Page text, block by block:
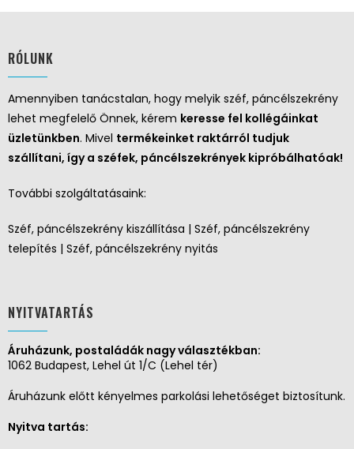
RÓLUNK
Amennyiben tanácstalan, hogy melyik széf, páncélszekrény
lehet megfelelő Önnek, kérem keresse fel kollégáinkat
üzletünkben. Mivel termékeinket raktárról tudjuk
szállítani, így a széfek, páncélszekrények kipróbálhatóak!
További szolgáltatásaink:
Széf, páncélszekrény kiszállítása | Széf, páncélszekrény
telepítés | Széf, páncélszekrény nyitás
NYITVATARTÁS
Áruházunk, postaládák nagy választékban:
1062 Budapest, Lehel út 1/C (Lehel tér)
Áruházunk előtt kényelmes parkolási lehetőséget biztosítunk.
Nyitva tartás: